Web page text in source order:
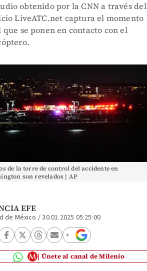
obtenido por la CNN a través del
LiveATC.net captura el momento
que se ponen en contacto con el
de la torre de control del accidente en
son revelados | AP
EFE
de México /30.01.2025 05:25:00
Únete al canal de Milenio